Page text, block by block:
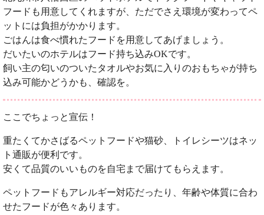
フードも用意してくれますが、ただでさえ環境が変わってペ
ットには負担がかかります。
ごはんは食べ慣れたフードを用意してあげましょう。
だいたいのホテルはフード持ち込みOKです。
飼い主の匂いのついたタオルやお気に入りのおもちゃが持ち
込み可能かどうかも、確認を。
ここでちょっと宣伝！
重たくてかさばるペットフードや猫砂、トイレシーツはネッ
ト通販が便利です。
安くて品質のいいものを自宅まで届けてもらえます。
ペットフードもアレルギー対応だったり、年齢や体質に合わ
せたフードが色々あります。